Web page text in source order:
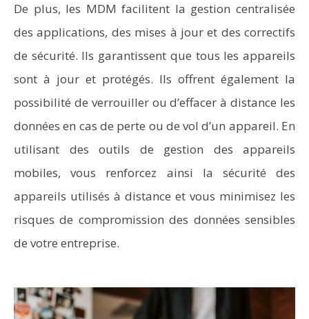
De plus, les MDM facilitent la gestion centralisée
des applications, des mises à jour et des correctifs
de sécurité. Ils garantissent que tous les appareils
sont à jour et protégés. Ils offrent également la
possibilité de verrouiller ou d’effacer à distance les
données en cas de perte ou de vol d’un appareil. En
utilisant des outils de gestion des appareils
mobiles, vous renforcez ainsi la sécurité des
appareils utilisés à distance et vous minimisez les
risques de compromission des données sensibles
de votre entreprise.